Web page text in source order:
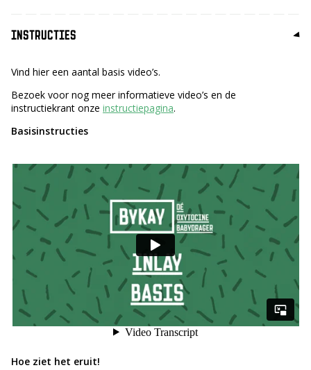
INSTRUCTIES
Vind hier een aantal basis video’s.
Bezoek voor nog meer informatieve video’s en de
instructiekrant onze instructiepagina.
Basisinstructies
Hoe ziet het eruit!